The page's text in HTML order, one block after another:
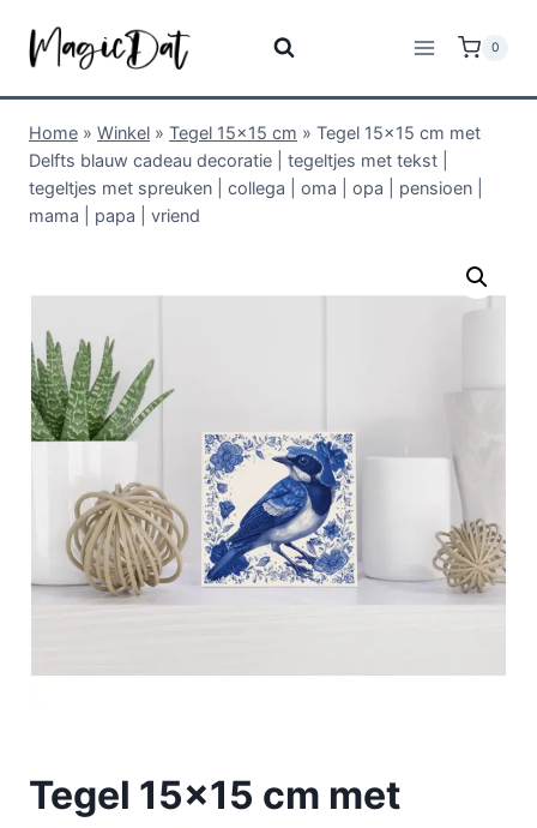
0
Home » Winkel » Tegel 15x15 cm » Tegel 15×15 cm met
Delfts blauw cadeau decoratie | tegeltjes met tekst |
tegeltjes met spreuken | collega | oma | opa | pensioen |
mama | papa | vriend
Tegel 15×15 cm met